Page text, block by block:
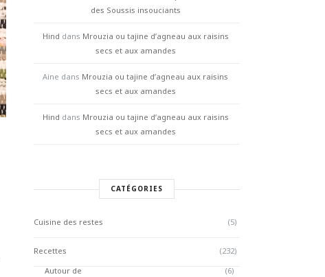
des Soussis insouciants
Hind dans Mrouzia ou tajine d’agneau aux raisins
secs et aux amandes
Aine dans Mrouzia ou tajine d’agneau aux raisins
secs et aux amandes
Hind dans Mrouzia ou tajine d’agneau aux raisins
secs et aux amandes
CATÉGORIES
Cuisine des restes (5)
Recettes
(232)
Autour de
(6)